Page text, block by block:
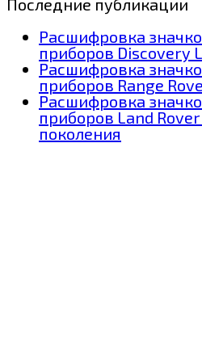
Последние публикации
Расшифровка
приборов Discovery
Расшифровка
приборов Range
Расшифровка
приборов Land
поколения